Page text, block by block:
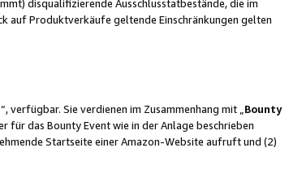
disqualifizierende Ausschlusstatbestände, die im
auf Produktverkäufe geltende Einschränkungen gelten
Sie verdienen im Zusammenhang mit „ Bounty
für das Bounty Event wie in der Anlage beschrieben
Startseite einer Amazon-Website aufruft und (2)